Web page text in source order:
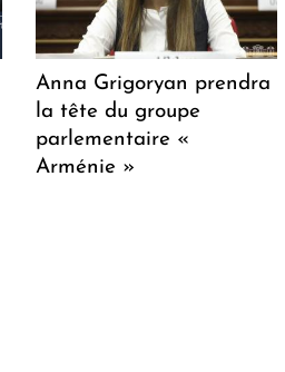
Anna Grigoryan prendra
la tête du groupe
parlementaire «
Arménie »